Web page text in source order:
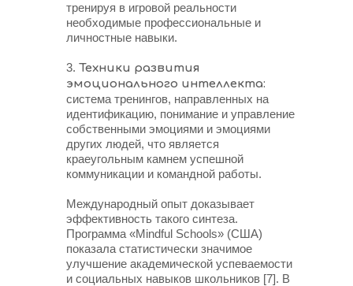
тренируя в игровой реальности
необходимые профессиональные и
личностные навыки.
3. Техники развития
эмоционального интеллекта:
система тренингов, направленных на
идентификацию, понимание и управление
собственными эмоциями и эмоциями
других людей, что является
краеугольным камнем успешной
коммуникации и командной работы.
Международный опыт доказывает
эффективность такого синтеза.
Программа «Mindful Schools» (США)
показала статистически значимое
улучшение академической успеваемости
и социальных навыков школьников [7]. В